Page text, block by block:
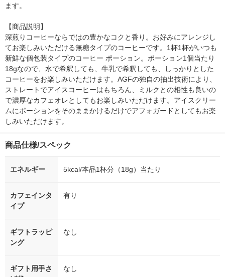
ます。
【商品説明】
深煎りコーヒーならではの豊かなコクと香り。お好みにアレンジし
てお楽しみいただける無糖タイプのコーヒーです。1杯1杯がいつも
新鮮な個包装タイプのコーヒー ポーション。ポーション1個当たり
18gなので、水で希釈しても、牛乳で希釈しても、しっかりとした
コーヒーをお楽しみいただけます。AGFの独自の抽出技術により、
ストレートでアイスコーヒーはもちろん、ミルクとの相性も良いの
で濃厚なカフェオレとしてもお楽しみいただけます。アイスクリー
ムにポーションをそのままかけるだけでアフォガードとしてもお楽
しみいただけます。
商品仕様/スペック
エネルギー 5kcal/本品1杯分（18g）当たり
カフェインタ
イプ
有り
ギフトラッピ
ング
なし
ギフト用手さ
なし